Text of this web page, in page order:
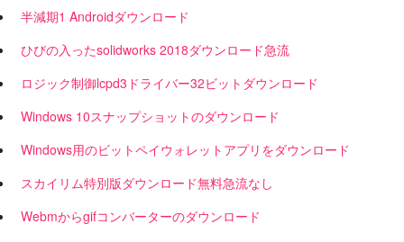
半減期1 Androidダウンロード
ひびの入ったsolidworks 2018ダウンロード急流
ロジック制御lcpd3ドライバー32ビットダウンロード
Windows 10スナップショットのダウンロード
Windows用のビットペイウォレットアプリをダウンロード
スカイリム特別版ダウンロード無料急流なし
Webmからgifコンバーターのダウンロード